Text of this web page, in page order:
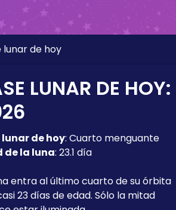
lunar de hoy
LUNAR DE HOY:
lunar de hoy: Cuarto menguante
de la luna: 23.1 día
entra al último cuarto de su órbita
23 días de edad. Sólo la mitad